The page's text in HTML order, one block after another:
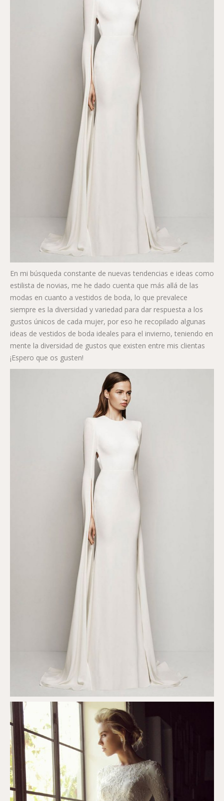
En mi búsqueda constante de nuevas tendencias e ideas como
estilista de novias, me he dado cuenta que más allá de las
modas en cuanto a vestidos de boda, lo que prevalece
siempre es la diversidad y variedad para dar respuesta a los
gustos únicos de cada mujer, por eso he recopilado algunas
ideas de vestidos de boda ideales para el invierno, teniendo en
mente la diversidad de gustos que existen entre mis clientas
¡Espero que os gusten!